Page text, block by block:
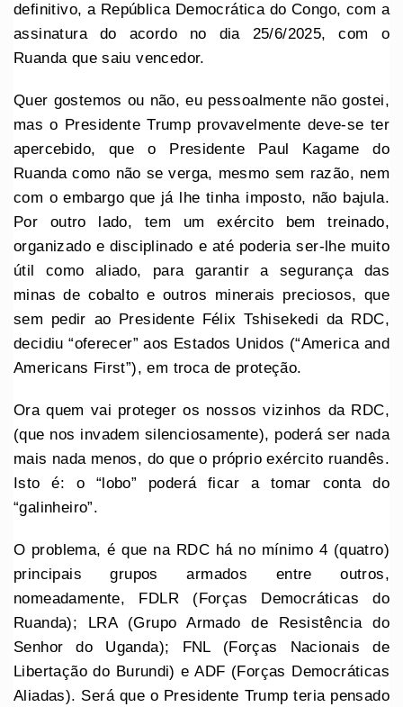
definitivo, a República Democrática do Congo, com a
assinatura do acordo no dia 25/6/2025, com o
Ruanda que saiu vencedor.
Quer gostemos ou não, eu pessoalmente não gostei,
mas o Presidente Trump provavelmente deve-se ter
apercebido, que o Presidente Paul Kagame do
Ruanda como não se verga, mesmo sem razão, nem
com o embargo que já lhe tinha imposto, não bajula.
Por outro lado, tem um exército bem treinado,
organizado e disciplinado e até poderia ser-lhe muito
útil como aliado, para garantir a segurança das
minas de cobalto e outros minerais preciosos, que
sem pedir ao Presidente Félix Tshisekedi da RDC,
decidiu “oferecer” aos Estados Unidos (“America and
Americans First”), em troca de proteção.
Ora quem vai proteger os nossos vizinhos da RDC,
(que nos invadem silenciosamente), poderá ser nada
mais nada menos, do que o próprio exército ruandês.
Isto é: o “lobo” poderá ficar a tomar conta do
“galinheiro”.
O problema, é que na RDC há no mínimo 4 (quatro)
principais grupos armados entre outros,
nomeadamente, FDLR (Forças Democráticas do
Ruanda); LRA (Grupo Armado de Resistência do
Senhor do Uganda); FNL (Forças Nacionais de
Libertação do Burundi) e ADF (Forças Democráticas
Aliadas). Será que o Presidente Trump teria pensado